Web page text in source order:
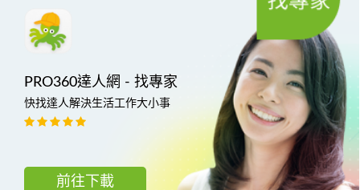
PRO360達人網 - 找專家
快找達人解決生活工作大小事
前往下載